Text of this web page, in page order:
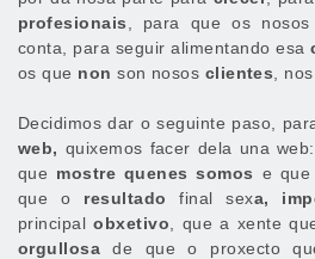
profesionais , para que os nosos
conta, para seguir alimentando esa
os que non son nosos clientes ,
Decidimos dar o seguinte paso,
web, quixemos facer dela una web:
que mostre quenes somos e
que o resultado final sexa,
principalobxetivo , que a xente
orgullosa de que o proxecto